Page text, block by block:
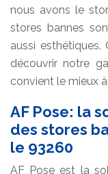
nous avons le
stores bannes
aussi esthétiques.
découvrir notre
convient le mieux
AF Pose: la
des stores
le 93260
AF Pose est la